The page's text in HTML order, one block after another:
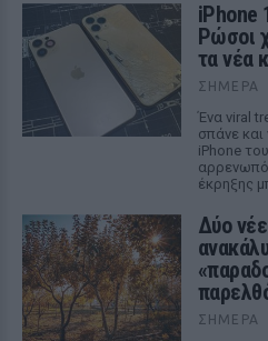
iPhone
Ρώσοι
τα νέα
ΣΉΜΕΡΑ
Ένα viral
σπάνε
iPhone
έκρηξης
Δύο
ΣΉΜΕΡΑ